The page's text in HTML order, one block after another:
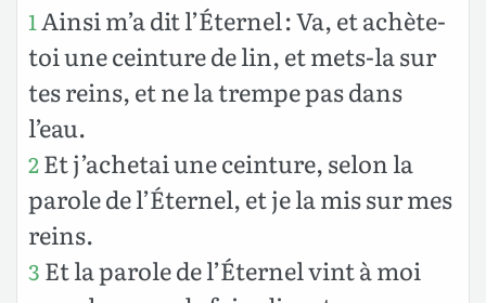
1 Ainsi m’a dit l’Éternel : Va, et achète-
toi une ceinture de lin, et mets-la sur
tes reins, et ne la trempe pas dans
l’eau.
2Et j’achetai une ceinture, selon la
parole de l’Éternel, et je la mis sur mes
reins.
3 Et la parole de l’Éternel vint à moi